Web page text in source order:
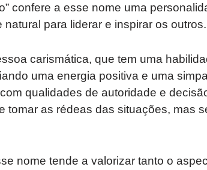
confere a esse nome uma
para liderar e inspirar os outros.
carismática, que tem uma
uma energia positiva e uma
qualidades de autoridade e
tomar as rédeas das situações, mas
nome tende a valorizar tanto o